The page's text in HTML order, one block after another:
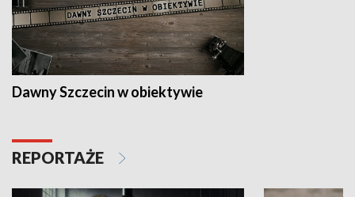
Dawny Szczecin w obiektywie
REPORTAŻE